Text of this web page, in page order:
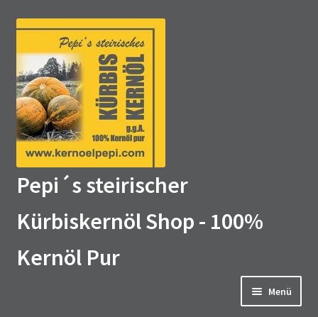
Zur
Navigation
springen
Zum
springen
Pepi´s steirischer
Kürbiskernöl Shop - 100%
Kernöl Pur
Menü